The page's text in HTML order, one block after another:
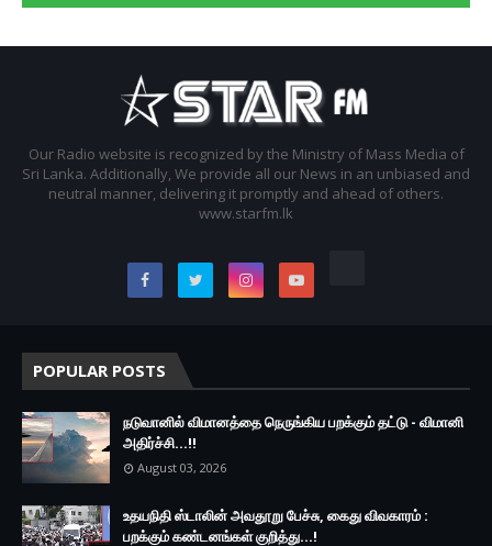
Our Radio website is recognized by the Ministry of Mass Media of
Sri Lanka. Additionally, We provide all our News in an unbiased and
neutral manner, delivering it promptly and ahead of others.
www.starfm.lk
POPULAR POSTS
நடுவானில் விமானத்தை நெருங்கிய பறக்கும் தட்டு - விமானி
அதிர்ச்சி...!!
August 03, 2026
உதயநிதி ஸ்டாலின் அவதூறு பேச்சு, கைது விவகாரம் :
பறக்கும் கண்டனங்கள் குறித்து...!